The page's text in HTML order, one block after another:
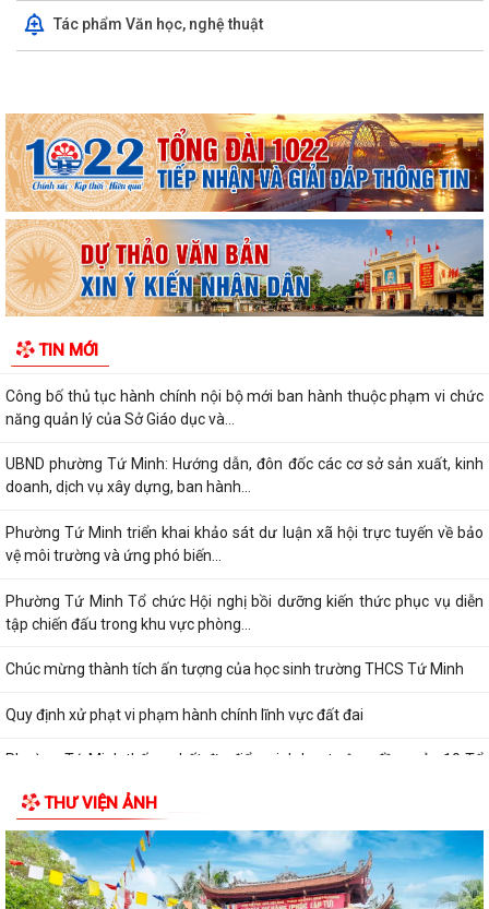
Tác phẩm Văn học, nghệ thuật
TIN MỚI
tại Nhật Bản theo chương trình...
Phường Tứ Minh đẩy mạnh khai thác tài liệu số và Chatbox AI trợ giúp
Chủ động phòng, chống sốt xuất huyết – bảo vệ sức khỏe gia đình và
cộng đồng
Nâng cao cảnh giác trước chiêu trò “việc nhẹ, lương cao”: Tứ Minh tăng
cường phòng, chống mua bán...
Phường Tứ Minh khẩn trương rà soát con liệt sỹ chưa đủ 18 tuổi để
thực hiện chính sách hỗ trợ
thuộc phạm vi chức năng quản...
Công bố thủ tục hành chính nội bộ mới ban hành thuộc phạm vi chức
năng quản lý của Sở Giáo dục và...
UBND phường Tứ Minh: Hướng dẫn, đôn đốc các cơ sở sản xuất, kinh
doanh, dịch vụ xây dựng, ban hành...
Phường Tứ Minh triển khai khảo sát dư luận xã hội trực tuyến về bảo
vệ môi trường và ứng phó biến...
Phường Tứ Minh Tổ chức Hội nghị bồi dưỡng kiến thức phục vụ diễn
tập chiến đấu trong khu vực phòng...
Chúc mừng thành tích ấn tượng của học sinh trường THCS Tứ Minh
Quy định xử phạt vi phạm hành chính lĩnh vực đất đai
Phường Tứ Minh thống nhất địa điểm sinh hoạt cộng đồng của 10 Tổ
Tứ Minh triển khai kế hoạch thực hiện chỉ tiêu bảo hiểm xã hội, bảo
hiểm y tế năm 2026
Giáo viên có thời gian nghỉ dưỡng sức, phục hồi sức khỏe sau thai sản
THƯ VIỆN ẢNH